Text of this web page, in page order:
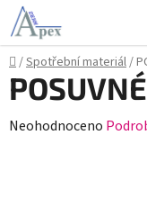
Přejít
na
obsah
Domů
/Spotřební materiál/
Průměrné
Neohodnoceno